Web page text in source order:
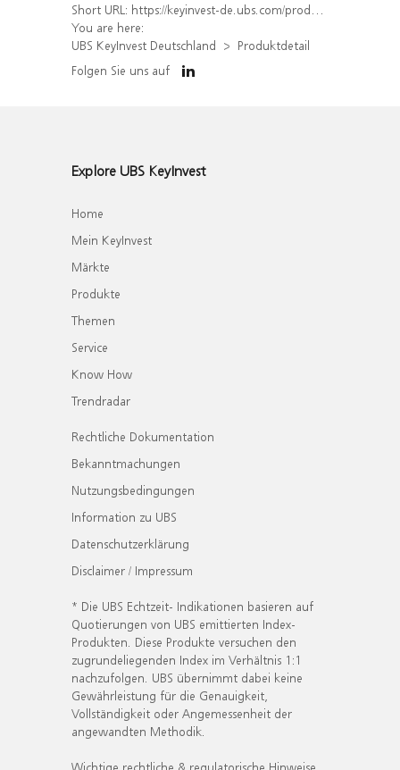
Short URL: https://keyinvest-de.ubs.com/produkt/detail/index/isin/DE000WA4SMF9
You are here:
UBS KeyInvest Deutschland
Produktdetail
Folgen Sie uns auf
Explore UBS KeyInvest
Home
Mein KeyInvest
Märkte
Produkte
Themen
Service
Know How
Trendradar
Rechtliche Dokumentation
Bekanntmachungen
Nutzungsbedingungen
Information zu UBS
Datenschutzerklärung
Disclaimer / Impressum
* Die UBS Echtzeit- Indikationen basieren auf
Quotierungen von UBS emittierten Index-
Produkten. Diese Produkte versuchen den
zugrundeliegenden Index im Verhältnis 1:1
nachzufolgen. UBS übernimmt dabei keine
Gewährleistung für die Genauigkeit,
Vollständigkeit oder Angemessenheit der
angewandten Methodik.